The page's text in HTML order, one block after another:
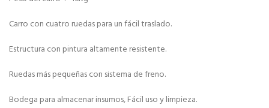
Carro con cuatro ruedas para un fácil traslado.
Estructura con pintura altamente resistente.
Ruedas más pequeñas con sistema de freno.
Bodega para almacenar insumos, Fácil uso y limpieza.